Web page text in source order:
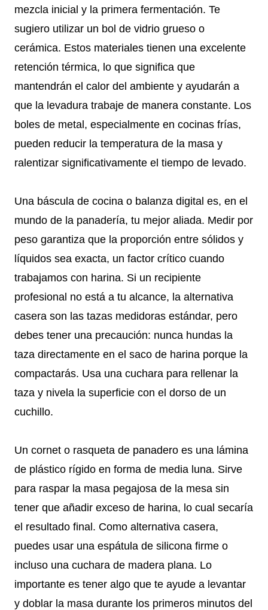
mezcla inicial y la primera fermentación. Te
sugiero utilizar un bol de vidrio grueso o
cerámica. Estos materiales tienen una excelente
retención térmica, lo que significa que
mantendrán el calor del ambiente y ayudarán a
que la levadura trabaje de manera constante. Los
boles de metal, especialmente en cocinas frías,
pueden reducir la temperatura de la masa y
ralentizar significativamente el tiempo de levado.
Una báscula de cocina o balanza digital es, en el
mundo de la panadería, tu mejor aliada. Medir por
peso garantiza que la proporción entre sólidos y
líquidos sea exacta, un factor crítico cuando
trabajamos con harina. Si un recipiente
profesional no está a tu alcance, la alternativa
casera son las tazas medidoras estándar, pero
debes tener una precaución: nunca hundas la
taza directamente en el saco de harina porque la
compactarás. Usa una cuchara para rellenar la
taza y nivela la superficie con el dorso de un
cuchillo.
Un cornet o rasqueta de panadero es una lámina
de plástico rígido en forma de media luna. Sirve
para raspar la masa pegajosa de la mesa sin
tener que añadir exceso de harina, lo cual secaría
el resultado final. Como alternativa casera,
puedes usar una espátula de silicona firme o
incluso una cuchara de madera plana. Lo
importante es tener algo que te ayude a levantar
y doblar la masa durante los primeros minutos del